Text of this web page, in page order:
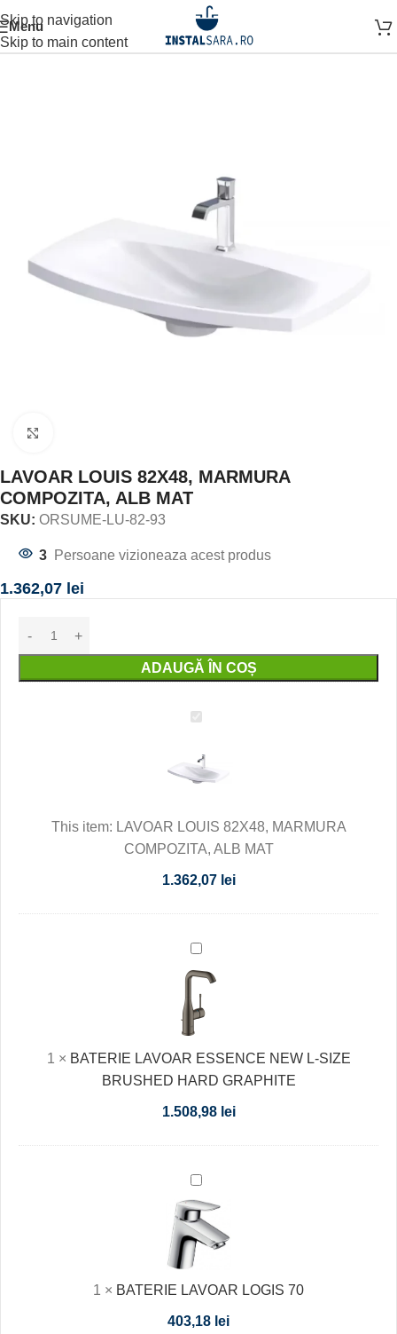
Skip to navigation
Skip to main content
Menu
Prima pagină MOBILIER BAIE
LAVOAR LOUIS 82X48, MARMURA
COMPOZITA, ALB MAT
SKU: ORSUME-LU-82-93
3 Persoane vizioneaza acest produs
1.362,07 lei
ADAUGĂ ÎN COȘ
LAVOAR
82X48,
MARMURA
ALB
MAT
This item: LAVOAR LOUIS 82X48, MARMURA
COMPOZITA, ALB MAT
1.362,07 lei
BATERIE
LAVOAR
ESSENCE
NEW
L-
SIZE
BRUSHED
HARD
1 × BATERIE LAVOAR ESSENCE NEW L-SIZE
BRUSHED HARD GRAPHITE
1.508,98 lei
BATERIE
LAVOAR
LOGIS
70
1 × BATERIE LAVOAR LOGIS 70
403,18 lei